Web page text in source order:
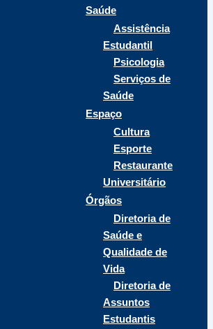
Saúde
Assistência
Estudantil
Psicologia
Serviços de
Saúde
Espaço
Cultura
Esporte
Restaurante
Universitário
Órgãos
Diretoria de
Saúde e
Qualidade de
Vida
Diretoria de
Assuntos
Estudantis